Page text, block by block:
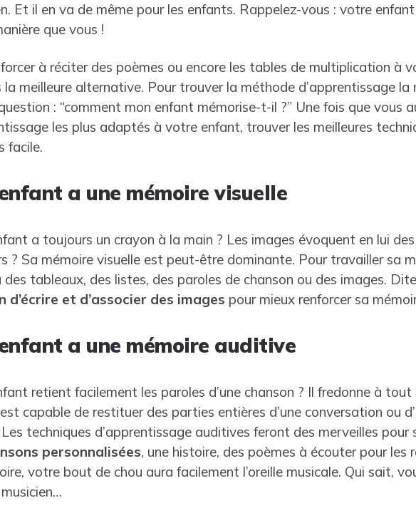
Et il en va de même pour les enfants. Rappelez-vous : votre
que vous !
à réciter des poèmes ou encore les tables de multiplication à
la meilleure alternative. Pour trouver la méthode d’apprentissage la
: “comment mon enfant mémorise-t-il ?” Une fois que vous
les plus adaptés à votre enfant, trouver les meilleures
facile.
a une mémoire visuelle
a toujours un crayon à la main ? Les images évoquent en lui
? Sa mémoire visuelle est peut-être dominante. Pour travailler sa
des tableaux, des listes, des paroles de chanson ou des images.
d’écrire et d’associer des images pour mieux renforcer sa
a une mémoire auditive
retient facilement les paroles d’une chanson ? Il fredonne à
capable de restituer des parties entières d’une conversation ou
techniques d’apprentissage auditives feront des merveilles pour
personnalisées, une histoire, des poèmes à écouter pour les
votre bout de chou aura facilement l’oreille musicale. Qui sait,